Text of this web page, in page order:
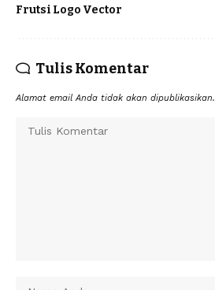
Frutsi Logo Vector
Tulis Komentar
Alamat email Anda tidak akan dipublikasikan.